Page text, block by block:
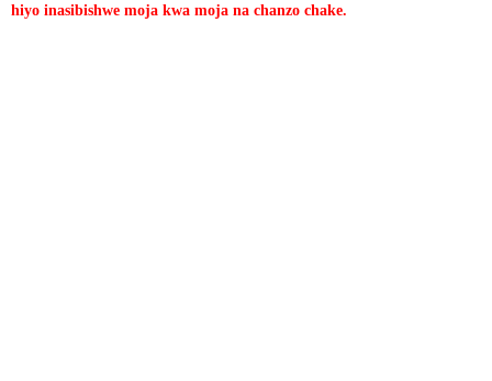
hiyo inasibishwe moja kwa moja na chanzo chake.